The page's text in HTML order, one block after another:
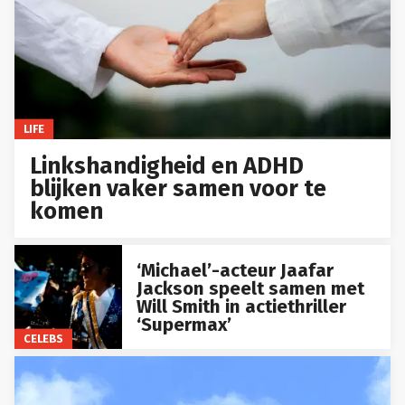
LIFE
Linkshandigheid en ADHD
blijken vaker samen voor te
komen
CELEBS
‘Michael’-acteur Jaafar
Jackson speelt samen met
Will Smith in actiethriller
‘Supermax’